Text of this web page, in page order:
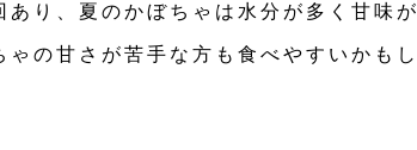
り、夏のかぼちゃは水分が多く甘味が
の甘さが苦手な方も食べやすいかもし